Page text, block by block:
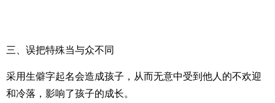
三、误把特殊当与众不同
采用生僻字起名会造成孩子，从而无意中受到他人的不欢迎
和冷落，影响了孩子的成长。